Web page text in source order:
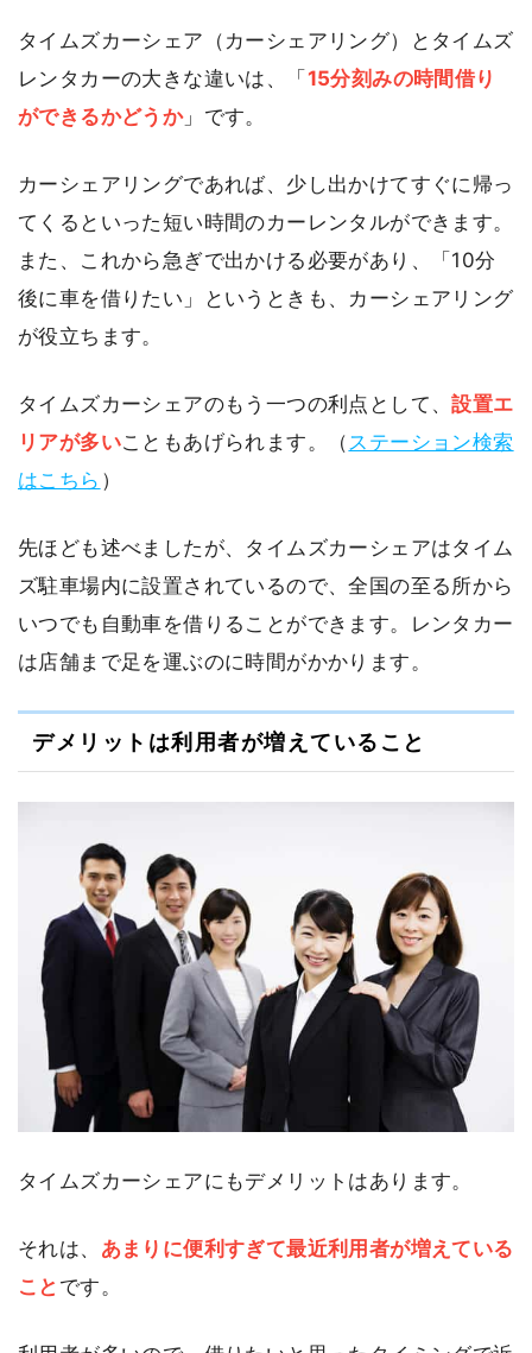
タイムズカーシェア（カーシェアリング）とタイムズ
レンタカーの大きな違いは、「15分刻みの時間借り
ができるかどうか」です。
カーシェアリングであれば、少し出かけてすぐに帰っ
てくるといった短い時間のカーレンタルができます。
また、これから急ぎで出かける必要があり、「10分
後に車を借りたい」というときも、カーシェアリング
が役立ちます。
タイムズカーシェアのもう一つの利点として、設置エ
リアが多いこともあげられます。（ ステーション検索
はこちら ）
先ほども述べましたが、タイムズカーシェアはタイム
ズ駐車場内に設置されているので、全国の至る所から
いつでも自動車を借りることができます。レンタカー
は店舗まで足を運ぶのに時間がかかります。
デメリットは利用者が増えていること
タイムズカーシェアにもデメリットはあります。
それは、 あまりに便利すぎて最近利用者が増えている
こと です。